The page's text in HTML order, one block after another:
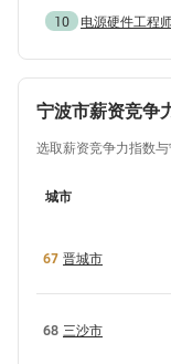
10
电源硬件工程
宁波市薪资竞争
选取薪资竞争力指数
城市
67 晋城市
68 三沙市